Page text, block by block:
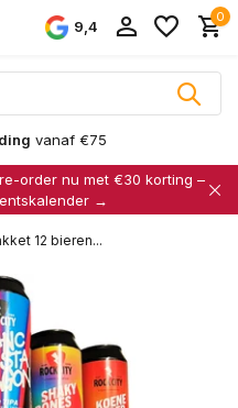
9,4
0
vanaf €75
order nu met €30 korting –
→
12 bieren...